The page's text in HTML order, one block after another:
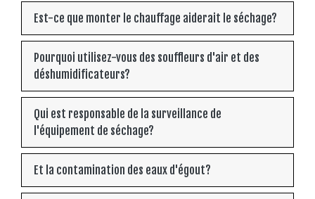
Est-ce que monter le chauffage aiderait le séchage?
Pourquoi utilisez-vous des souffleurs d'air et des
déshumidificateurs?
Qui est responsable de la surveillance de
l'équipement de séchage?
Et la contamination des eaux d'égout?